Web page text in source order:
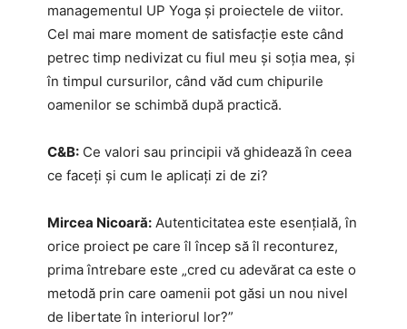
managementul UP Yoga și proiectele de viitor.
Cel mai mare moment de satisfacție este când
petrec timp nedivizat cu fiul meu și soția mea, și
în timpul cursurilor, când văd cum chipurile
oamenilor se schimbă după practică.
C&B: Ce valori sau principii vă ghidează în ceea
ce faceți și cum le aplicați zi de zi?
Mircea Nicoară: Autenticitatea este esențială, în
orice proiect pe care îl încep să îl reconturez,
prima întrebare este „cred cu adevărat ca este o
metodă prin care oamenii pot găsi un nou nivel
de libertate în interiorul lor?”